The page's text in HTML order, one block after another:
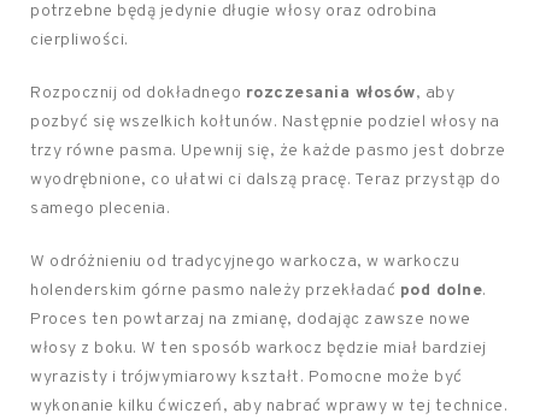
potrzebne będą jedynie długie włosy oraz odrobina
cierpliwości.
Rozpocznij od dokładnego rozczesania włosów, aby
pozbyć się wszelkich kołtunów. Następnie podziel włosy na
trzy równe pasma. Upewnij się, że każde pasmo jest dobrze
wyodrębnione, co ułatwi ci dalszą pracę. Teraz przystąp do
samego plecenia.
W odróżnieniu od tradycyjnego warkocza, w warkoczu
holenderskim górne pasmo należy przekładać pod dolne.
Proces ten powtarzaj na zmianę, dodając zawsze nowe
włosy z boku. W ten sposób warkocz będzie miał bardziej
wyrazisty i trójwymiarowy kształt. Pomocne może być
wykonanie kilku ćwiczeń, aby nabrać wprawy w tej technice.